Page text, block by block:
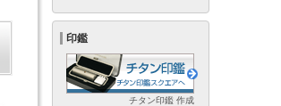
印鑑
チタン印鑑 作成